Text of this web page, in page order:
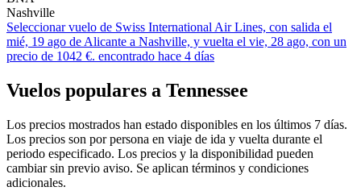
Nashville
Seleccionar vuelo de Swiss International Air Lines, con salida el
mié, 19 ago de Alicante a Nashville, y vuelta el vie, 28 ago, con un
precio de 1042 €. encontrado hace 4 días
Vuelos populares a Tennessee
Los precios mostrados han estado disponibles en los últimos 7 días.
Los precios son por persona en viaje de ida y vuelta durante el
periodo especificado. Los precios y la disponibilidad pueden
cambiar sin previo aviso. Se aplican términos y condiciones
adicionales.